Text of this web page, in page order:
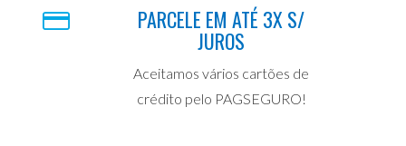
PARCELE EM ATÉ 3X S/
JUROS
Aceitamos vários cartões de
crédito pelo PAGSEGURO!